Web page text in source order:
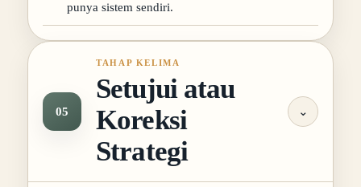
punya sistem sendiri.
05
TAHAP KELIMA
Setujui atau
Koreksi
Strategi
⌄